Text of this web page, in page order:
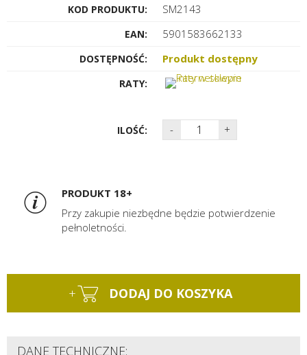
KOD PRODUKTU: SM2143
EAN: 5901583662133
DOSTĘPNOŚĆ: Produkt dostępny
RATY:
ILOŚĆ: - +
PRODUKT 18+
Przy zakupie niezbędne będzie potwierdzenie
pełnoletności.
+ DODAJ DO KOSZYKA
DANE TECHNICZNE: